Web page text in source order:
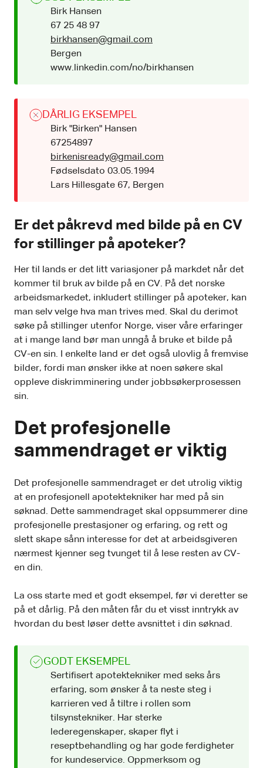
Birk Hansen
67 25 48 97
birkhansen@gmail.com
Bergen
www.linkedin.com/no/birkhansen
DÅRLIG EKSEMPEL
Birk "Birken" Hansen
67254897
birkenisready@gmail.com
Fødselsdato 03.05.1994
Lars Hillesgate 67, Bergen
Er det påkrevd med bilde på en CV
for stillinger på apoteker?
Her til lands er det litt variasjoner på markdet når det
kommer til bruk av bilde på en CV. På det norske
arbeidsmarkedet, inkludert stillinger på apoteker, kan
man selv velge hva man trives med. Skal du derimot
søke på stillinger utenfor Norge, viser våre erfaringer
at i mange land bør man unngå å bruke et bilde på
CV-en sin. I enkelte land er det også ulovlig å fremvise
bilder, fordi man ønsker ikke at noen søkere skal
oppleve diskrimminering under jobbsøkerprosessen
sin.
Det profesjonelle
sammendraget er viktig
Det profesjonelle sammendraget er det utrolig viktig
at en profesjonell apotektekniker har med på sin
søknad. Dette sammendraget skal oppsummerer dine
profesjonelle prestasjoner og erfaring, og rett og
slett skape sånn interesse for det at arbeidsgiveren
nærmest kjenner seg tvunget til å lese resten av CV-
en din.
La oss starte med et godt eksempel, før vi deretter se
på et dårlig. På den måten får du et visst inntrykk av
hvordan du best løser dette avsnittet i din søknad.
GODT EKSEMPEL
Sertifisert apotektekniker med seks års
erfaring, som ønsker å ta neste steg i
karrieren ved å tiltre i rollen som
tilsynstekniker. Har sterke
lederegenskaper, skaper flyt i
reseptbehandling og har gode ferdigheter
for kundeservice. Oppmerksom og